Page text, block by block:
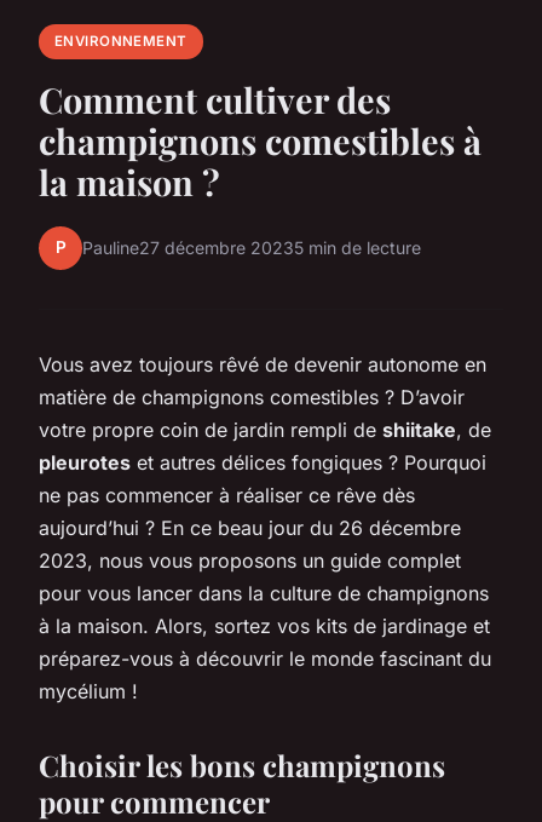
ENVIRONNEMENT
Comment cultiver des
champignons comestibles à
la maison ?
P Pauline27 décembre 20235 min de lecture
Vous avez toujours rêvé de devenir autonome en
matière de champignons comestibles ? D’avoir
votre propre coin de jardin rempli de shiitake, de
pleurotes et autres délices fongiques ? Pourquoi
ne pas commencer à réaliser ce rêve dès
aujourd’hui ? En ce beau jour du 26 décembre
2023, nous vous proposons un guide complet
pour vous lancer dans la culture de champignons
à la maison. Alors, sortez vos kits de jardinage et
préparez-vous à découvrir le monde fascinant du
mycélium !
Choisir les bons champignons
pour commencer